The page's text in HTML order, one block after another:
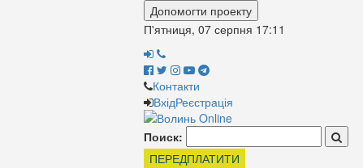
Допомогти проекту
П'ятниця, 07 серпня 17:11
Контакти
ВхідРеєстрація
Поиск:
ПЕРЕДПЛАТИТИ